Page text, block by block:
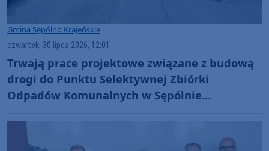
Gmina Sępólno Krajeńskie
czwartek, 30 lipca 2026, 12:01
Trwają prace projektowe związane z budową
drogi do Punktu Selektywnej Zbiórki
Odpadów Komunalnych w Sępólnie